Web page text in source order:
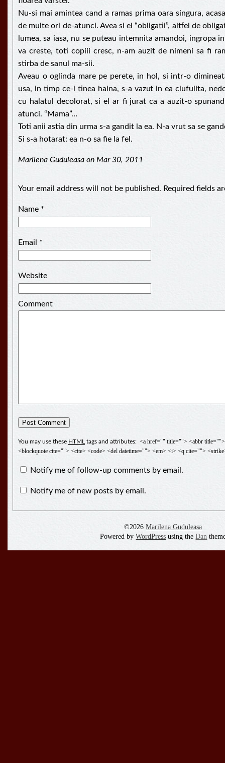
Nu-si mai amintea cand a ramas prima oara singura,
de multe ori de-atunci. Avea si el “obligatii”, altfel de
lumea, sa iasa, nu se puteau intemnita amandoi, ingropa
va creste, toti copiii cresc, n-am auzit de nimeni sa fi
stirba de sanul ma-sii.
Aveau o oglinda mare pe perete, in hol, si intr-o
usa, in timp ce-i tinea haina, s-a vazut in ea ciufulita,
cu halatul decolorat, si el ar fi jurat ca a auzit-o spunand
atunci. “Mama”…
Toti anii astia din urma s-a gandit la ea. N-a vrut sa se
Si s-a hotarat: ea n-o sa fie la fel.
Marilena Guduleasa on Mar 30, 2011
Your email address will not be published. Required fields
Name *
Email *
Website
Comment
You may use these HTML tags and attributes: <a href="" title=""> <abbr
<blockquote cite=""> <cite> <code> <del datetime=""> <em> <i> <q cite="">
Notify me of follow-up comments by email.
Notify me of new posts by email.
©2026Marilena Guduleasa
Powered byWordPress using theDan